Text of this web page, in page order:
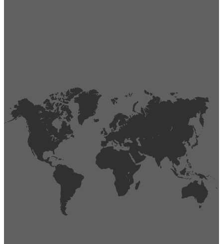
404Página no encontrada,
La página que buscas no existe o se ha cambiado de lugar.
Comprueba la URL e inténtalo de nuevo.
Ir a la página de inicio
Obtener soporte técnico